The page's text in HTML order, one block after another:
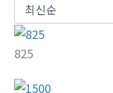
825